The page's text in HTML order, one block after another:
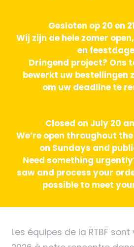
Gesloten op 20 en
Wij zijn de hele zomer
en
Dringend project? Ons
bewerkt uw bestellingen
om uw deadline te
Closed on July 20
We’re open throughout
on Sundays and
Need something
saw and process your
possible to meet
Les équipes de la RTBF